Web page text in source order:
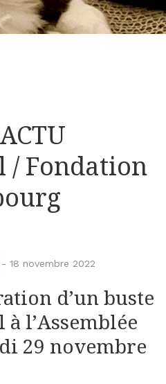
/ Fondation
- 18 novembre 2022
d’un buste
l’Assemblée
29 novembre